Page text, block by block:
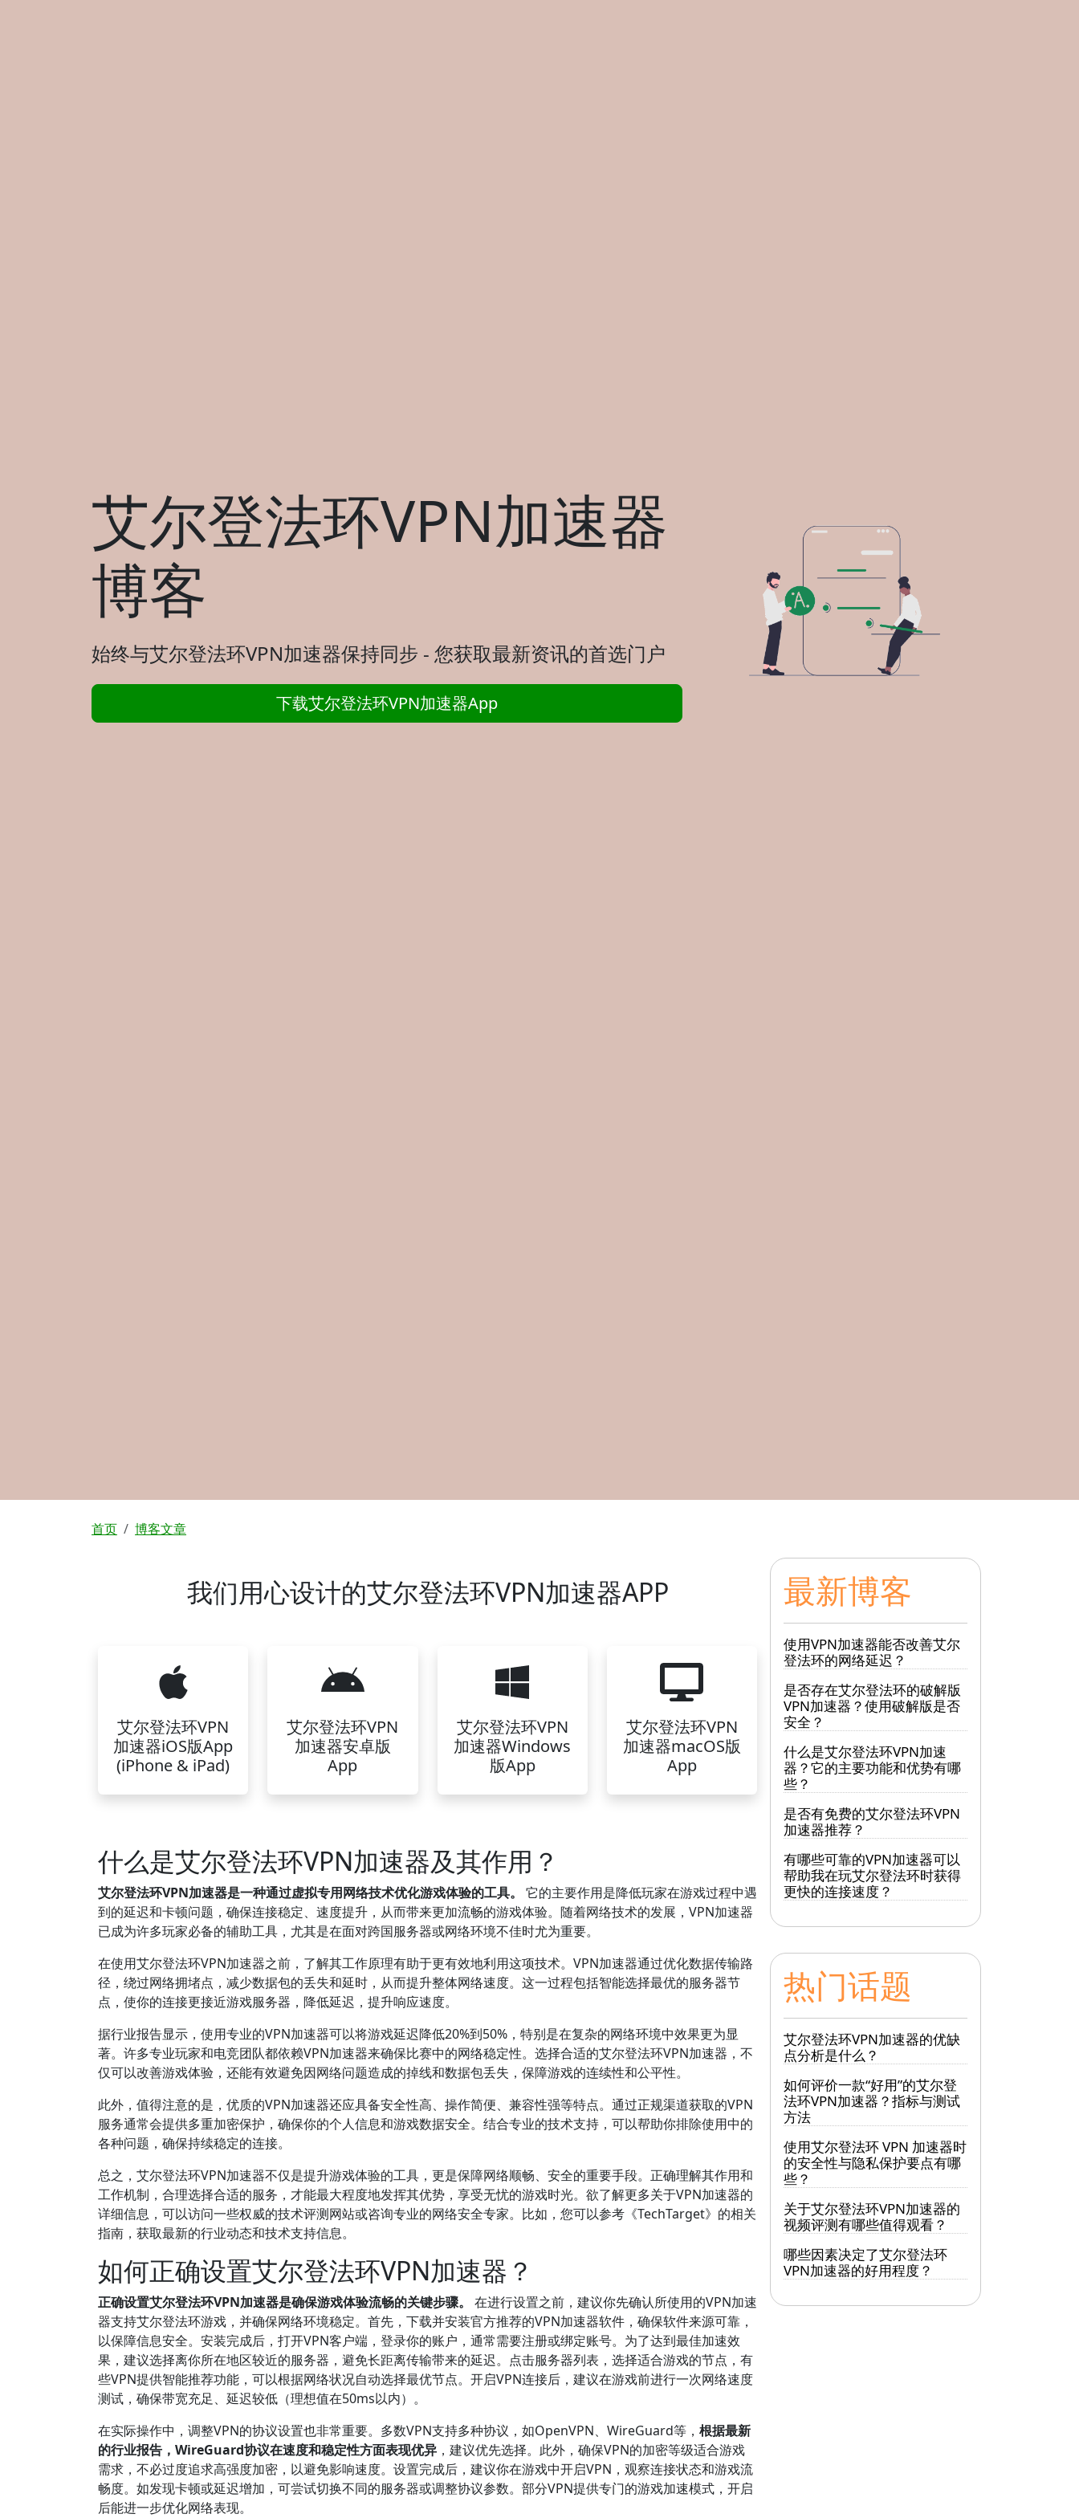
艾尔登法环VPN加速器
博客
始终与艾尔登法环VPN加速器保持同步 - 您获取最新资讯的首选门户
下载艾尔登法环VPN加速器App
面包屑
首页 博客文章
我们用心设计的艾尔登法环VPN加速器APP
艾尔登法环VPN
加速器iOS版App
(iPhone & iPad)
艾尔登法环VPN
加速器安卓版
App
艾尔登法环VPN
加速器Windows
版App
艾尔登法环VPN
加速器macOS版
App
什么是艾尔登法环VPN加速器及其作用？
艾尔登法环VPN加速器是一种通过虚拟专用网络技术优化游戏体验的工具。
它的主要作用是降低玩家在游戏过程中遇
到的延迟和卡顿问题，确保连接稳定、速度提升，从而带来更加流畅的游戏体验。随着网络技术的发展，VPN加速器
已成为许多玩家必备的辅助工具，尤其是在面对跨国服务器或网络环境不佳时尤为重要。
在使用艾尔登法环VPN加速器之前，了解其工作原理有助于更有效地利用这项技术。VPN加速器通过优化数据传输路
径，绕过网络拥堵点，减少数据包的丢失和延时，从而提升整体网络速度。这一过程包括智能选择最优的服务器节
点，使你的连接更接近游戏服务器，降低延迟，提升响应速度。
据行业报告显示，使用专业的VPN加速器可以将游戏延迟降低20%到50%，特别是在复杂的网络环境中效果更为显
著。许多专业玩家和电竞团队都依赖VPN加速器来确保比赛中的网络稳定性。选择合适的艾尔登法环VPN加速器，不
仅可以改善游戏体验，还能有效避免因网络问题造成的掉线和数据包丢失，保障游戏的连续性和公平性。
此外，值得注意的是，优质的VPN加速器还应具备安全性高、操作简便、兼容性强等特点。通过正规渠道获取的VPN
服务通常会提供多重加密保护，确保你的个人信息和游戏数据安全。结合专业的技术支持，可以帮助你排除使用中的
各种问题，确保持续稳定的连接。
总之，艾尔登法环VPN加速器不仅是提升游戏体验的工具，更是保障网络顺畅、安全的重要手段。正确理解其作用和
工作机制，合理选择合适的服务，才能最大程度地发挥其优势，享受无忧的游戏时光。欲了解更多关于VPN加速器的
详细信息，可以访问一些权威的技术评测网站或咨询专业的网络安全专家。比如，您可以参考《TechTarget》的相关
指南，获取最新的行业动态和技术支持信息。
如何正确设置艾尔登法环VPN加速器？
正确设置艾尔登法环VPN加速器是确保游戏体验流畅的关键步骤。
在进行设置之前，建议你先确认所使用的VPN加速
器支持艾尔登法环游戏，并确保网络环境稳定。首先，下载并安装官方推荐的VPN加速器软件，确保软件来源可靠，
以保障信息安全。安装完成后，打开VPN客户端，登录你的账户，通常需要注册或绑定账号。为了达到最佳加速效
果，建议选择离你所在地区较近的服务器，避免长距离传输带来的延迟。点击服务器列表，选择适合游戏的节点，有
些VPN提供智能推荐功能，可以根据网络状况自动选择最优节点。开启VPN连接后，建议在游戏前进行一次网络速度
测试，确保带宽充足、延迟较低（理想值在50ms以内）。
在实际操作中，调整VPN的协议设置也非常重要。多数VPN支持多种协议，如OpenVPN、WireGuard等， 根据最新
的行业报告，WireGuard协议在速度和稳定性方面表现优异 ，建议优先选择。此外，确保VPN的加密等级适合游戏
需求，不必过度追求高强度加密，以避免影响速度。设置完成后，建议你在游戏中开启VPN，观察连接状态和游戏流
畅度。如发现卡顿或延迟增加，可尝试切换不同的服务器或调整协议参数。部分VPN提供专门的游戏加速模式，开启
后能进一步优化网络表现。
最新博客
使用VPN加速器能否改善艾尔
登法环的网络延迟？
是否存在艾尔登法环的破解版
VPN加速器？使用破解版是否
安全？
什么是艾尔登法环VPN加速
器？它的主要功能和优势有哪
些？
是否有免费的艾尔登法环VPN
加速器推荐？
有哪些可靠的VPN加速器可以
帮助我在玩艾尔登法环时获得
更快的连接速度？
热门话题
艾尔登法环VPN加速器的优缺
点分析是什么？
如何评价一款“好用”的艾尔登
法环VPN加速器？指标与测试
方法
使用艾尔登法环 VPN 加速器时
的安全性与隐私保护要点有哪
些？
关于艾尔登法环VPN加速器的
视频评测有哪些值得观看？
哪些因素决定了艾尔登法环
VPN加速器的好用程度？